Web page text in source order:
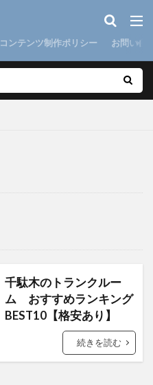
コンテンツ制作ポリシー お問い合
千駄木のトランクルー
ム おすすめランキング
BEST10【格安あり】
続きを読む